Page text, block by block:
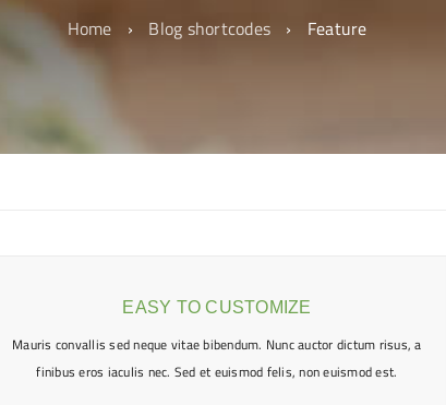
Home › Blog shortcodes › Feature
EASY TO CUSTOMIZE
Mauris convallis sed neque vitae bibendum. Nunc auctor dictum risus, a
finibus eros iaculis nec. Sed et euismod felis, non euismod est.